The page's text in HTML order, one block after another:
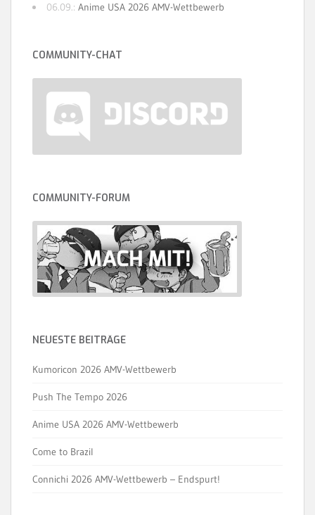
06.09.: Anime USA 2026 AMV-Wettbewerb
COMMUNITY-CHAT
COMMUNITY-FORUM
NEUESTE BEITRÄGE
Kumoricon 2026 AMV-Wettbewerb
Push The Tempo 2026
Anime USA 2026 AMV-Wettbewerb
Come to Brazil
Connichi 2026 AMV-Wettbewerb – Endspurt!